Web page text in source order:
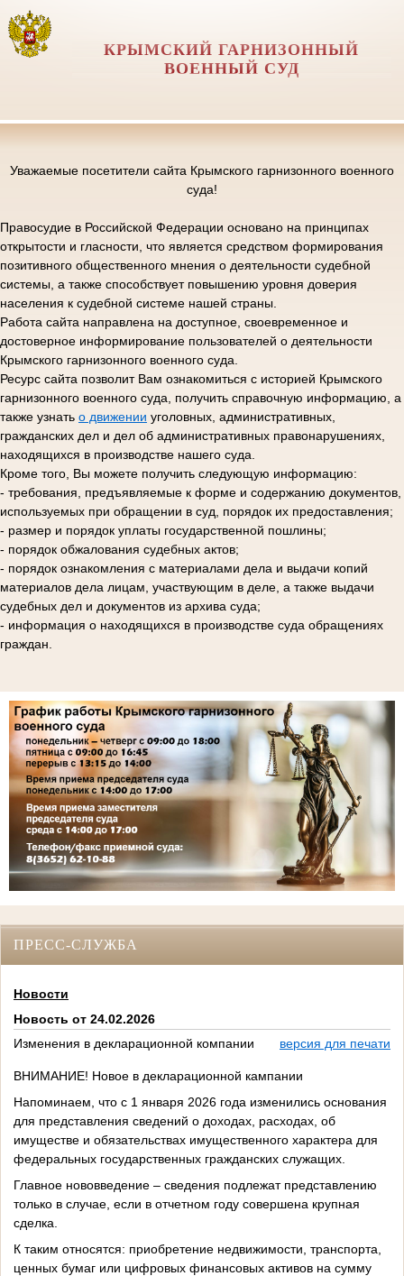
КРЫМСКИЙ ГАРНИЗОННЫЙ
ВОЕННЫЙ СУД
Уважаемые посетители сайта Крымского гарнизонного военного
суда!
Правосудие в Российской Федерации основано на принципах
открытости и гласности, что является средством формирования
позитивного общественного мнения о деятельности судебной
системы, а также способствует повышению уровня доверия
населения к судебной системе нашей страны.
Работа сайта направлена на доступное, своевременное и
достоверное информирование пользователей о деятельности
Крымского гарнизонного военного суда.
Ресурс сайта позволит Вам ознакомиться с историей Крымского
гарнизонного военного суда, получить справочную информацию, а
также узнать о движении уголовных, административных,
гражданских дел и дел об административных правонарушениях,
находящихся в производстве нашего суда.
Кроме того, Вы можете получить следующую информацию:
- требования, предъявляемые к форме и содержанию документов,
используемых при обращении в суд, порядок их предоставления;
- размер и порядок уплаты государственной пошлины;
- порядок обжалования судебных актов;
- порядок ознакомления с материалами дела и выдачи копий
материалов дела лицам, участвующим в деле, а также выдачи
судебных дел и документов из архива суда;
- информация о находящихся в производстве суда обращениях
граждан.
ПРЕСС-СЛУЖБА
Новости
Новость от 24.02.2026
Изменения в декларационной компании
версия для печати
ВНИМАНИЕ! Новое в декларационной кампании
Напоминаем, что с 1 января 2026 года изменились основания
для представления сведений о доходах, расходах, об
имуществе и обязательствах имущественного характера для
федеральных государственных гражданских служащих.
Главное нововведение – сведения подлежат представлению
только в случае, если в отчетном году совершена крупная
сделка.
К таким относятся: приобретение недвижимости, транспорта,
ценных бумаг или цифровых финансовых активов на сумму